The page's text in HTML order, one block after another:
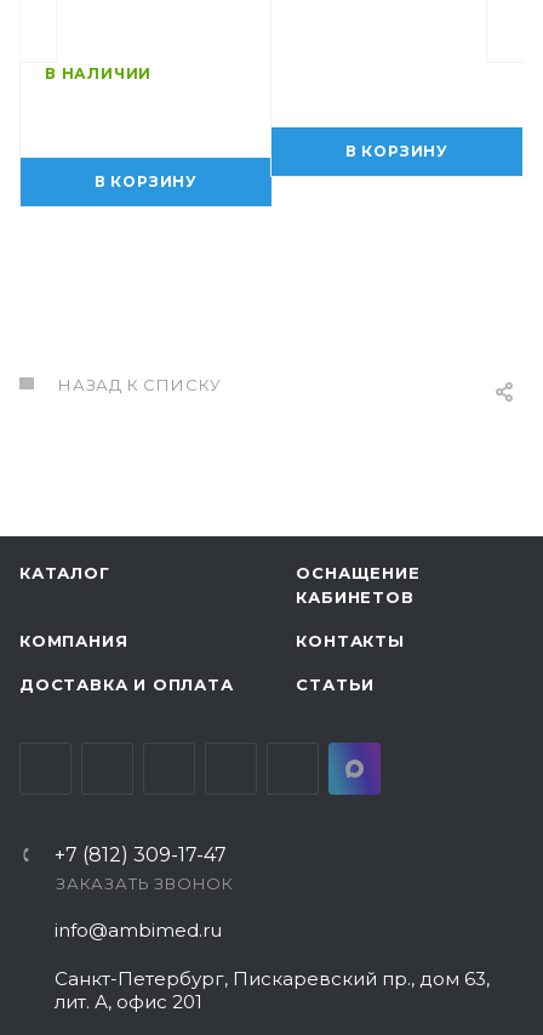
В НАЛИЧИИ
В КОРЗИНУ
В КОРЗИНУ
НАЗАД К СПИСКУ
КАТАЛОГ
ОСНАЩЕНИЕ
КАБИНЕТОВ
КОМПАНИЯ КОНТАКТЫ
ДОСТАВКА И ОПЛАТА СТАТЬИ
+7 (812) 309-17-47
ЗАКАЗАТЬ ЗВОНОК
info@ambimed.ru
Санкт-Петербург, Пискаревский пр., дом 63,
лит. А, офис 201